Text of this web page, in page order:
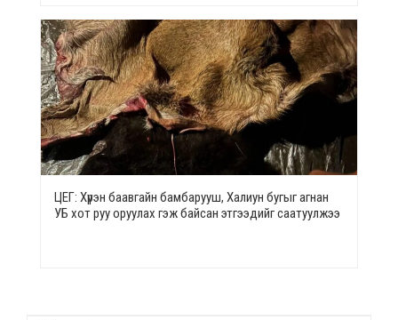
ЦЕГ: Хүрэн баавгайн бамбарууш, Халиун бугыг агнан
УБ хот руу оруулах гэж байсан этгээдийг саатуулжээ